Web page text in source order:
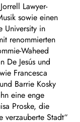
Lawyer-
sowie einen
University in
renommierten
Waheed
De Jesús und
Francesca
Barrie Kosky
eine enge
Proske, die
verzauberte Stadt“